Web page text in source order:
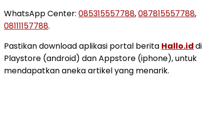
WhatsApp Center: 085315557788,087815557788,
08111157788.
Pastikan download aplikasi portal berita Hallo.iddi
Playstore (android) dan Appstore (iphone), untuk
mendapatkan aneka artikel yang menarik.